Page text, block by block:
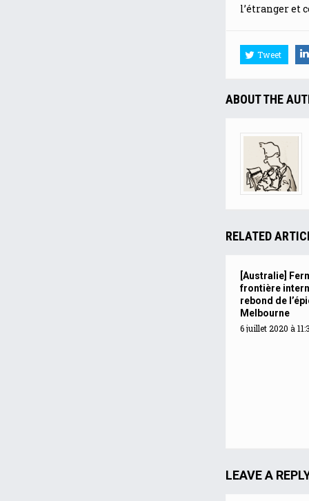
l’étranger et
Tweet
ABOUT THE
RELATED
[Australie]
frontière
rebond de
Melbourne
6 juillet 2020 à
LEAVE A